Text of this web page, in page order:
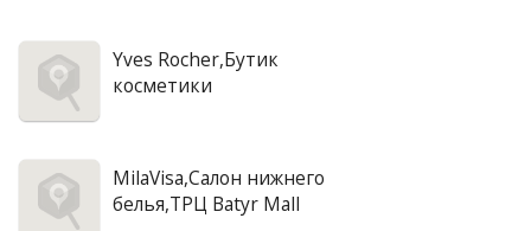
Yves Rocher,Бутик
косметики
MilaVisa,Салон нижнего
белья,ТРЦ Batyr Mall